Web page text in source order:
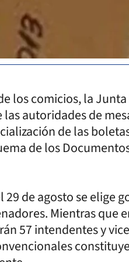
los comicios, la
autoridades de
de las
de los
29 de agosto se elige
Mientras que
57 intendentes y